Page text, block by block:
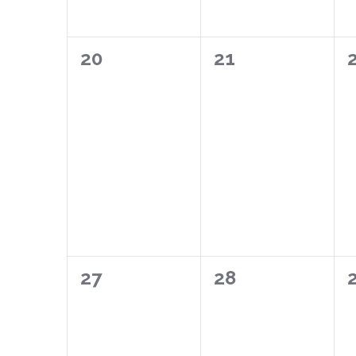
0
20
0
21
0
27
0
28